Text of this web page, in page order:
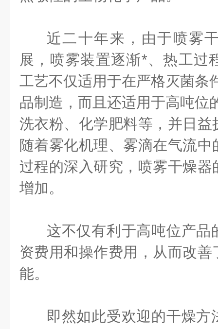
近二十年来，由于喷雾
展，喷雾装置逐渐*、热工过
工艺不仅适用于在严格灭菌条
品制造，而且还适用于高吨位
洗衣粉、化学肥料等，并日
随着雾化机理、雾滴在气流
过程的深入研究，喷雾干燥
增加。
这不仅有利于高吨位产品
资费用和操作费用，从而改
能。
即然如此受欢迎的干燥方